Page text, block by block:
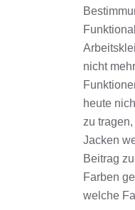
nicht
heute
zu
Jacken
Beitrag
Farben
welche